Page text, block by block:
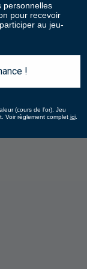
personnelles
pour recevoir
au jeu-
!
(cours de l’or). Jeu
Voir règlement complet ici.